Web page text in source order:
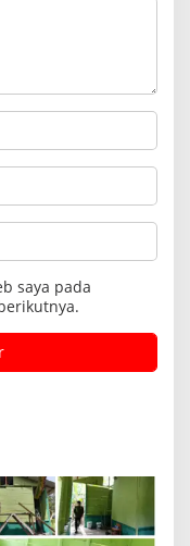
saya pada